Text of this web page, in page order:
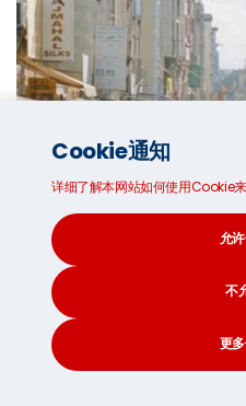
什么是文化冲击?
文化冲击是人们在接触新的
Cookie通知
详细了解本网站如何使用Cookie来
允
不
更